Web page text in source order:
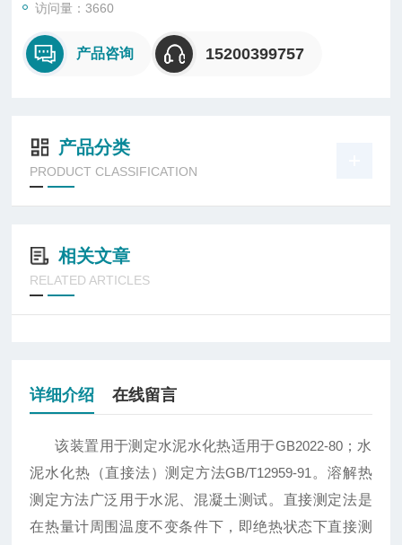
访问量：3660
产品咨询 15200399757
产品分类
PRODUCT CLASSIFICATION
相关文章
RELATED ARTICLES
详细介绍 在线留言
该装置用于测定水泥水化热适用于GB2022-80；水
泥水化热（直接法）测定方法GB/T12959-91 。溶解热
测定方法广泛用于水泥、混凝土测试。直接测定法是
在热量计周围温度不变条件下，即绝热状态下直接测